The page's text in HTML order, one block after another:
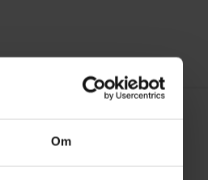
Om